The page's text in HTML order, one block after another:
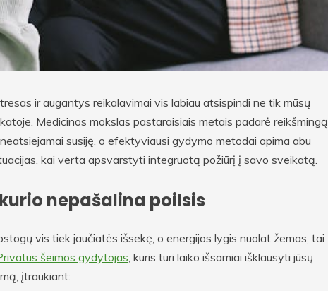
ir augantys reikalavimai vis labiau atsispindi ne tik mūsų
Medicinos mokslas pastaraisiais metais padarė reikšmingą
susiję, o efektyviausi gydymo metodai apima abu
kai verta apsvarstyti integruotą požiūrį į savo sveikatą.
nepašalina poilsis
vis tiek jaučiatės išsekę, o energijos lygis nuolat žemas, tai
šeimos gydytojas , kuris turi laiko išsamiai išklausyti jūsų
įtraukiant: